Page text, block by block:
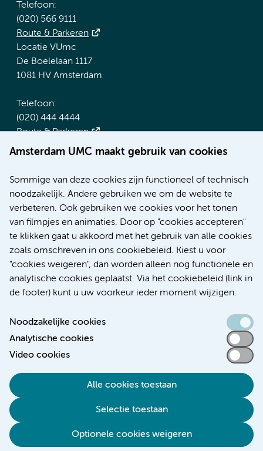
Amsterdam UMC maakt gebruik van cookies
Sommige van deze cookies zijn functioneel of technisch
noodzakelijk. Andere gebruiken we om de website te
verbeteren. Ook gebruiken we cookies voor het tonen
van filmpjes en animaties. Door op "cookies accepteren"
te klikken gaat u akkoord met het gebruik van alle cookies
zoals omschreven in ons cookiebeleid. Kiest u voor
"cookies weigeren", dan worden alleen nog functionele en
analytische cookies geplaatst. Via het cookiebeleid (link in
de footer) kunt u uw voorkeur ieder moment wijzigen.
Noodzakelijke cookies
Analytische cookies
Video cookies
Alle cookies toestaan
Selectie toestaan
Optionele cookies weigeren
Telefoon:
(020) 566 9111
Route & Parkeren
Locatie VUmc
De Boelelaan 1117
1081 HV Amsterdam
Telefoon:
(020) 444 4444
Route & Parkeren
Meer Amsterdam UMC websites:
Werken bij Amsterdam UMC
Over Amsterdam UMC
Nieuws
Research
Educatie Locatie AMC
Educatie Locatie VUmc
Toegankelijkheidsverklaring
Responsible disclosure
Algemene privacyverklaring
Disclaimer